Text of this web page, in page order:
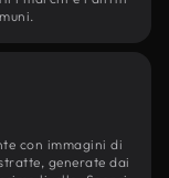
con immagini di
generate dai